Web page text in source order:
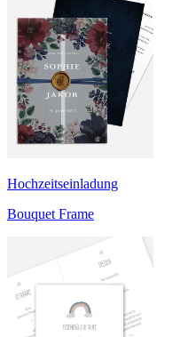
Hochzeitseinladung
Bouquet Frame